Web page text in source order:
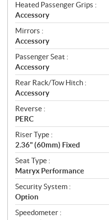
Heated Passenger Grips :
Accessory
Mirrors :
Accessory
Passenger Seat :
Accessory
Rear Rack/Tow Hitch :
Accessory
Reverse :
PERC
Riser Type :
2.36" (60mm) Fixed
Seat Type :
Matryx Performance
Security System :
Option
Speedometer :